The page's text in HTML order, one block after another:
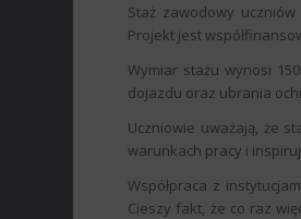
Staż zawodowy
Projekt jest
Wymiar stażu wynosi
dojazdu oraz ubrania
Uczniowie uważają, że
warunkach pracy i
Współpraca z
Cieszy fakt, że co raz